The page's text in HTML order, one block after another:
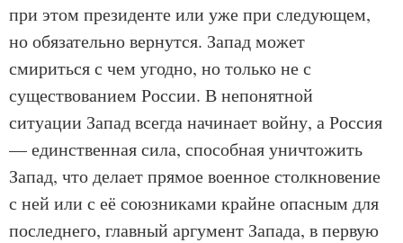
при этом президенте или уже при следующем,
но обязательно вернутся. Запад может
смириться с чем угодно, но только не с
существованием России. В непонятной
ситуации Запад всегда начинает войну, а Россия
— единственная сила, способная уничтожить
Запад, что делает прямое военное столкновение
с ней или с её союзниками крайне опасным для
последнего, главный аргумент Запада, в первую